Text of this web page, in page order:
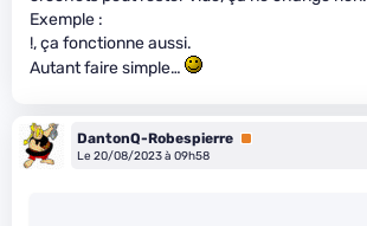
Exemple :
!, ça fonctionne aussi.
Autant faire simple…
DantonQ-Robespierre Premium
Le 20/08/2023 à 09h58